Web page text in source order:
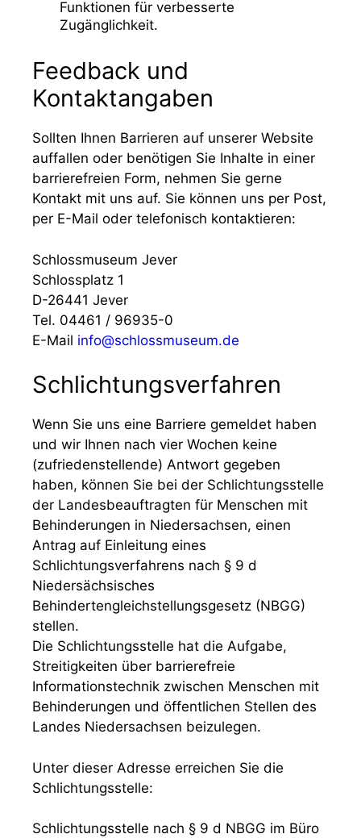
Funktionen für verbesserte
Zugänglichkeit.
Feedback und
Kontaktangaben
Sollten Ihnen Barrieren auf unserer Website
auffallen oder benötigen Sie Inhalte in einer
barrierefreien Form, nehmen Sie gerne
Kontakt mit uns auf. Sie können uns per Post,
per E-Mail oder telefonisch kontaktieren:
Schlossmuseum Jever
Schlossplatz 1
D-26441 Jever
Tel. 04461 / 96935-0
E-Mail info@schlossmuseum.de
Schlichtungsverfahren
Wenn Sie uns eine Barriere gemeldet haben
und wir Ihnen nach vier Wochen keine
(zufriedenstellende) Antwort gegeben
haben, können Sie bei der Schlichtungsstelle
der Landesbeauftragten für Menschen mit
Behinderungen in Niedersachsen, einen
Antrag auf Einleitung eines
Schlichtungsverfahrens nach § 9 d
Niedersächsisches
Behindertengleichstellungsgesetz (NBGG)
stellen.
Die Schlichtungsstelle hat die Aufgabe,
Streitigkeiten über barrierefreie
Informationstechnik zwischen Menschen mit
Behinderungen und öffentlichen Stellen des
Landes Niedersachsen beizulegen.
Unter dieser Adresse erreichen Sie die
Schlichtungsstelle:
Schlichtungsstelle nach § 9 d NBGG im Büro